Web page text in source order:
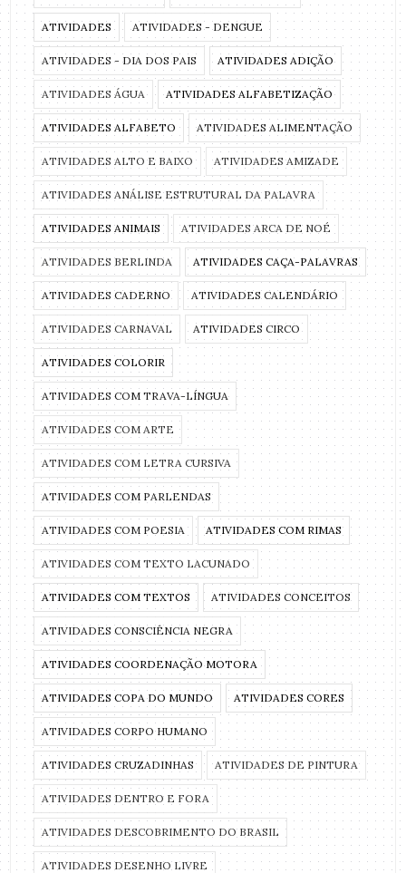
ATIVIDADES ATIVIDADES - DENGUE
ATIVIDADES - DIA DOS PAIS ATIVIDADES ADIÇÃO
ATIVIDADES ÁGUA ATIVIDADES ALFABETIZAÇÃO
ATIVIDADES ALFABETO ATIVIDADES ALIMENTAÇÃO
ATIVIDADES ALTO E BAIXO ATIVIDADES AMIZADE
ATIVIDADES ANÁLISE ESTRUTURAL DA PALAVRA
ATIVIDADES ANIMAIS ATIVIDADES ARCA DE NOÉ
ATIVIDADES BERLINDA ATIVIDADES CAÇA-PALAVRAS
ATIVIDADES CADERNO ATIVIDADES CALENDÁRIO
ATIVIDADES CARNAVAL ATIVIDADES CIRCO
ATIVIDADES COLORIR
ATIVIDADES COM TRAVA-LÍNGUA
ATIVIDADES COM ARTE
ATIVIDADES COM LETRA CURSIVA
ATIVIDADES COM PARLENDAS
ATIVIDADES COM POESIA ATIVIDADES COM RIMAS
ATIVIDADES COM TEXTO LACUNADO
ATIVIDADES COM TEXTOS ATIVIDADES CONCEITOS
ATIVIDADES CONSCIÊNCIA NEGRA
ATIVIDADES COORDENAÇÃO MOTORA
ATIVIDADES COPA DO MUNDO ATIVIDADES CORES
ATIVIDADES CORPO HUMANO
ATIVIDADES CRUZADINHAS ATIVIDADES DE PINTURA
ATIVIDADES DENTRO E FORA
ATIVIDADES DESCOBRIMENTO DO BRASIL
ATIVIDADES DESENHO LIVRE